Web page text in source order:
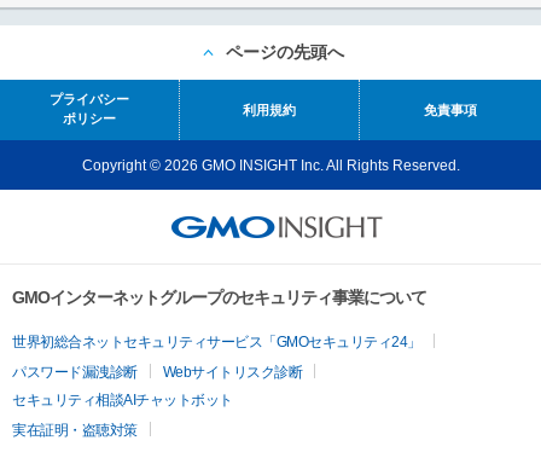
ページの先頭へ
プライバシー
ポリシー
利用規約 免責事項
Copyright © 2026 GMO INSIGHT Inc. All Rights Reserved.
GMOインターネットグループのセキュリティ事業について
世界初総合ネットセキュリティサービス「GMOセキュリティ24」
パスワード漏洩診断
Webサイトリスク診断
セキュリティ相談AIチャットボット
実在証明・盗聴対策